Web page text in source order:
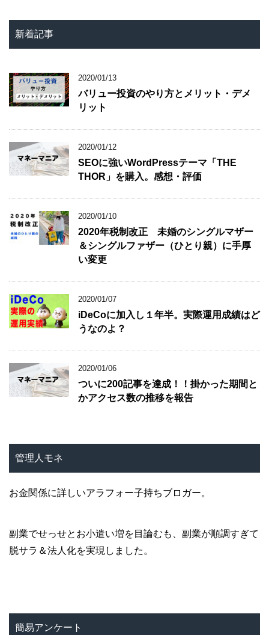
新着記事
2020/01/13
バリュー投資のやり方とメリット・デメ
リット
2020/01/12
SEOに強いWordPressテーマ「THE
THOR」を購入。感想・評価
2020/01/10
2020年税制改正 未婚のシングルマザー
＆シングルファザー（ひとり親）に手厚
い変更
2020/01/07
iDeCoに加入し１年半。実際運用成績はど
うなのよ？
2020/01/06
ついに200記事を達成！！掛かった期間と
かアクセス数の推移を報告
管理人モネ
お金関係に詳しいアラフォー子持ちブロガー。
副業でせっせとお小遣い増を目論むも、副業が順調すぎて
脱サラ＆法人化を実現しました。
簡易アンケート